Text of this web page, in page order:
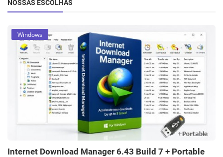
NOSSAS ESCOLHAS
Windows
Internet Download Manager 6.43 Build 7 + Portable